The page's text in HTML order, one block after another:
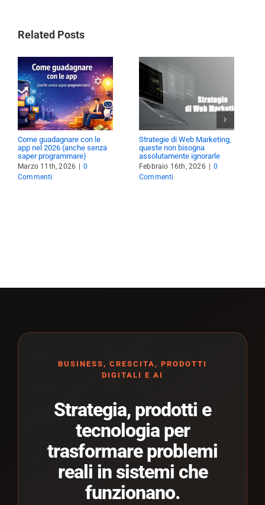
Related Posts
Come guadagnare con le
app nel 2026 (anche senza
saper programmare)
Marzo 11th, 2026
0
Commenti
Strategie di Web Marketing,
queste non bisogna
assolutamente ignorarle
Febbraio 16th, 2026
0
Commenti
BUSINESS, CRESCITA, PRODOTTI
DIGITALI E AI
Strategia, prodotti e
tecnologia per
trasformare problemi
reali in sistemi che
funzionano.